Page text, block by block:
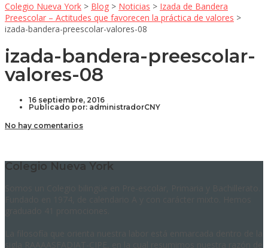
Colegio Nueva York > Blog > Noticias > Izada de Bandera
Preescolar – Actitudes que favorecen la práctica de valores >
izada-bandera-preescolar-valores-08
izada-bandera-preescolar-
valores-08
16 septiembre, 2016
Publicado por: administradorCNY
No hay comentarios
Colegio Nueva York